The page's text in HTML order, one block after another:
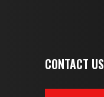
CONTACT US